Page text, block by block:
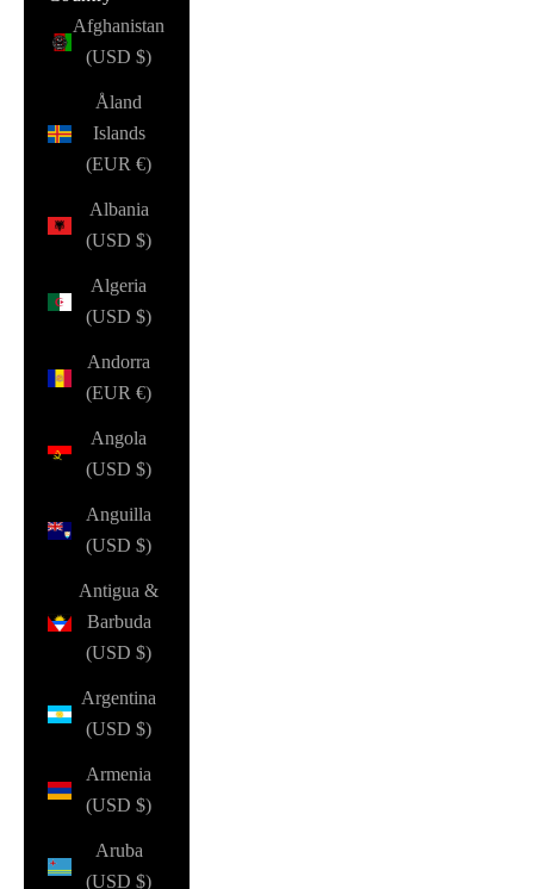
Afghanistan
(USD $)
Åland
Islands
(EUR €)
Albania
(USD $)
Algeria
(USD $)
Andorra
(EUR €)
Angola
(USD $)
Anguilla
(USD $)
Antigua &
Barbuda
(USD $)
Argentina
(USD $)
Armenia
(USD $)
Aruba
(USD $)